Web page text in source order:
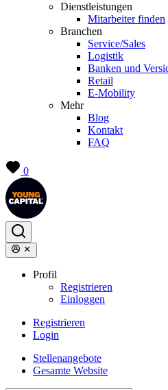
Dienstleistungen
Mitarbeiter finden
Branchen
Service/Sales
Logistik
Banken und
Retail
E-Mobility
Mehr
Blog
Kontakt
FAQ
0
Profil
Registrieren
Einloggen
Registrieren
Login
Stellenangebote
Gesamte Website